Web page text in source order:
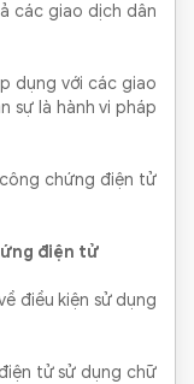
các giao dịch dân
dụng với các giao
sự là hành vi pháp
chứng điện tử
điện tử
điều kiện sử dụng
tử sử dụng chữ